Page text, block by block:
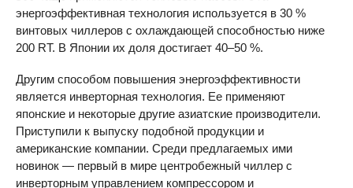
энергоэффективная технология используется в 30 %
винтовых чиллеров с охлаждающей способностью ниже
200 RT. В Японии их доля достигает 40–50 %.
Другим способом повышения энергоэффективности
является инверторная технология. Ее применяют
японские и некоторые другие азиатские производители.
Приступили к выпуску подобной продукции и
американские компании. Среди предлагаемых ими
новинок — первый в мире центробежный чиллер с
инверторным управлением компрессором и